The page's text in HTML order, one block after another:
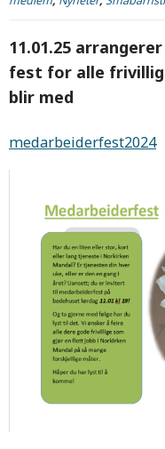
11.01.25
fest for alle
blir med
medarbeiderfest2024